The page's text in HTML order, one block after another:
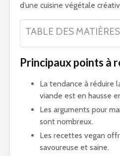
d’une cuisine végétale
TABLE DES MATIÈRES
Principaux points à
La tendance à réduire
viande est en hausse
Les arguments pour
sont nombreux.
Les recettes vegan
savoureuse et saine.